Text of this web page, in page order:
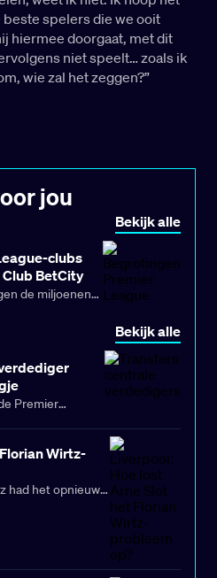
beste spelers die we ooit
hiermee doorgaat, met dit
niet speelt… zoals ik
wie zal het zeggen?”
jou
Bekijk alle
clubs
BetCity
de miljoenen
niveau van
Bekijk alle
Premier
van de jonge
Joan Martínez.
Wirtz-
had het opnieuw
Wirtz sinds